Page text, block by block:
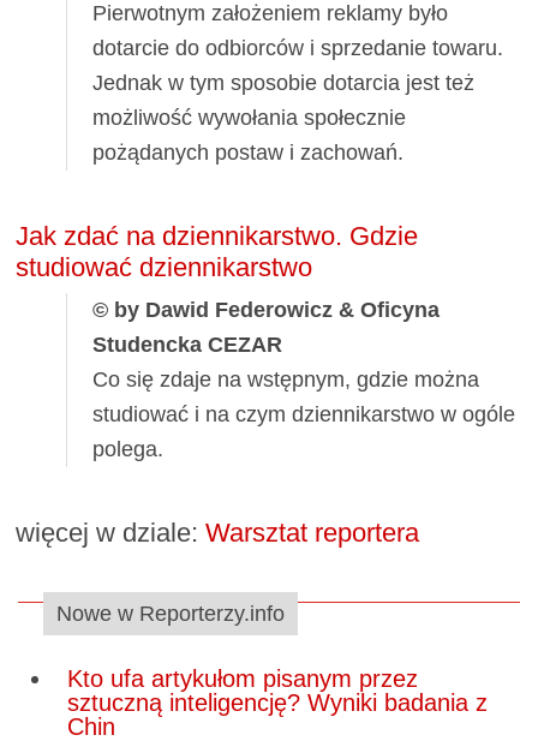
Pierwotnym założeniem reklamy było
dotarcie do odbiorców i sprzedanie towaru.
Jednak w tym sposobie dotarcia jest też
możliwość wywołania społecznie
pożądanych postaw i zachowań.
Jak zdać na dziennikarstwo. Gdzie
studiować dziennikarstwo
© by Dawid Federowicz & Oficyna
Studencka CEZAR
Co się zdaje na wstępnym, gdzie można
studiować i na czym dziennikarstwo w ogóle
polega.
więcej w dziale:Warsztat reportera
Nowe w Reporterzy.info
Kto ufa artykułom pisanym przez
sztuczną inteligencję? Wyniki badania z
Chin